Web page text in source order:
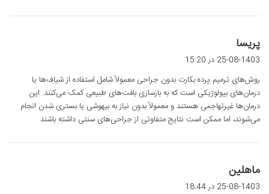
پریسا
ف
:
25-08-1403 در 15:20
روش‌های ترمیم پرده بکارت بدون جراحی معمولاً شامل استفاده از شیاف‌ها یا
درمان‌های بیولوژیکی است که به بازسازی بافت‌های طبیعی کمک می‌کنند. این
درمان‌ها غیرتهاجمی هستند و معمولاً بدون نیاز به بیهوشی یا بستری شدن انجام
می‌شوند، اما ممکن است نتایج متفاوتی از جراحی‌های سنتی داشته باشند
ماهلین
ف
25-08-1403 در 18:44